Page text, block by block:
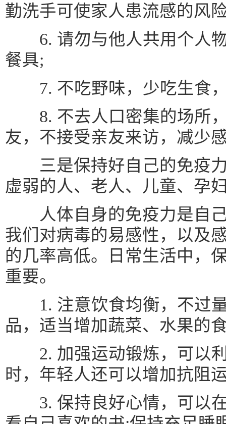
勤洗手可使家人患流感的风
6. 请勿与他人共用个人物
餐具;
7. 不吃野味，少吃生食，
8. 不去人口密集的场所，
友，不接受亲友来访，减少
三是保持好自己的免疫力
虚弱的人、老人、儿童、孕
人体自身的免疫力是自己
我们对病毒的易感性，以及
的几率高低。日常生活中，
重要。
1. 注意饮食均衡，不过量
品，适当增加蔬菜、水果的
2. 加强运动锻炼，可以利
时，年轻人还可以增加抗阻
3. 保持良好心情，可以在